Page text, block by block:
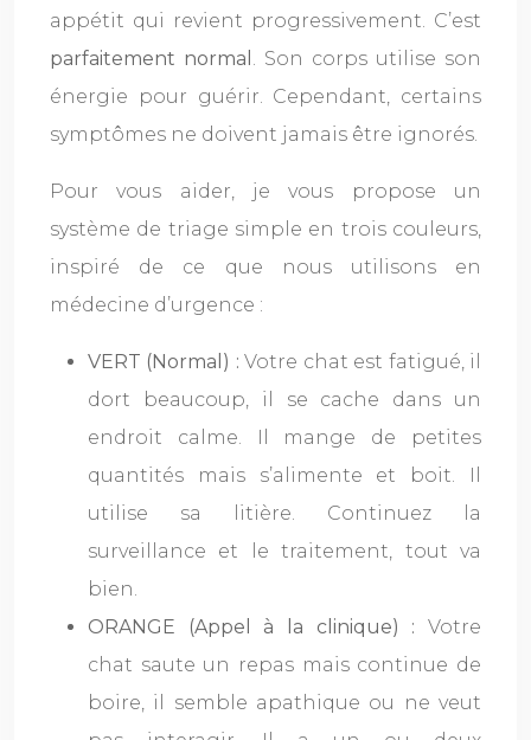
appétit qui revient progressivement. C’est
parfaitement normal . Son corps utilise son
énergie pour guérir. Cependant, certains
symptômes ne doivent jamais être ignorés.
Pour vous aider, je vous propose un
système de triage simple en trois couleurs,
inspiré de ce que nous utilisons en
médecine d’urgence :
VERT (Normal) : Votre chat est fatigué, il
dort beaucoup, il se cache dans un
endroit calme. Il mange de petites
quantités mais s’alimente et boit. Il
utilise sa litière. Continuez la
surveillance et le traitement, tout va
bien.
ORANGE (Appel à la clinique) : Votre
chat saute un repas mais continue de
boire, il semble apathique ou ne veut